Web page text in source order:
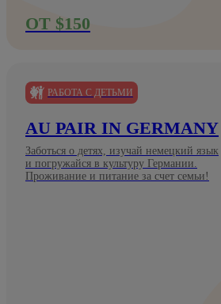
ОТ $150
РАБОТА С ДЕТЬМИ
AU PAIR IN GERMANY
Заботься о детях, изучай немецкий язык
и погружайся в культуру Германии.
Проживание и питание за счет семьи!